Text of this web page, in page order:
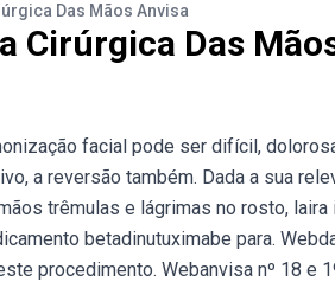
Das Mãos Anvisa
Cirúrgica Das
facial pode ser difícil,
a reversão também. Dada a sua
trêmulas e lágrimas no rosto,
betadinutuximabe para.
procedimento. Webanvisa nº 18 e